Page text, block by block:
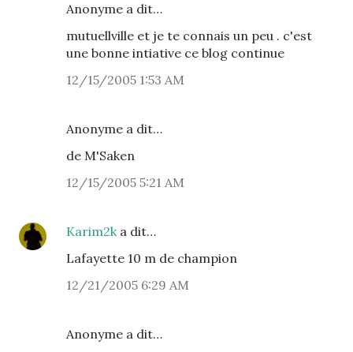
Anonyme a dit…
mutuellville et je te connais un peu . c'est
une bonne intiative ce blog continue
12/15/2005 1:53 AM
Anonyme a dit…
de M'Saken
12/15/2005 5:21 AM
Karim2ka dit…
Lafayette 10 m de champion
12/21/2005 6:29 AM
Anonyme a dit…